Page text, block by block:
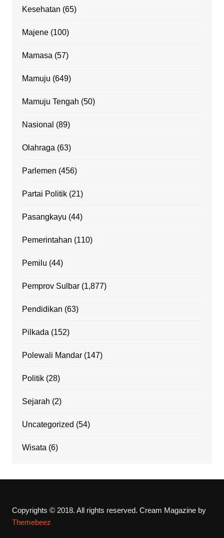
Kesehatan (65)
Majene(100)
Mamasa (57)
Mamuju (649)
Mamuju Tengah (50)
Nasional (89)
Olahraga (63)
Parlemen (456)
Partai Politik(21)
Pasangkayu (44)
Pemerintahan (110)
Pemilu (44)
Pemprov Sulbar(1,877)
Pendidikan (63)
Pilkada (152)
Polewali Mandar(147)
Politik(28)
Sejarah (2)
Uncategorized (54)
Wisata (6)
Copyrights © 2018. All rights reserved. Cream Magazine by
Themebeez